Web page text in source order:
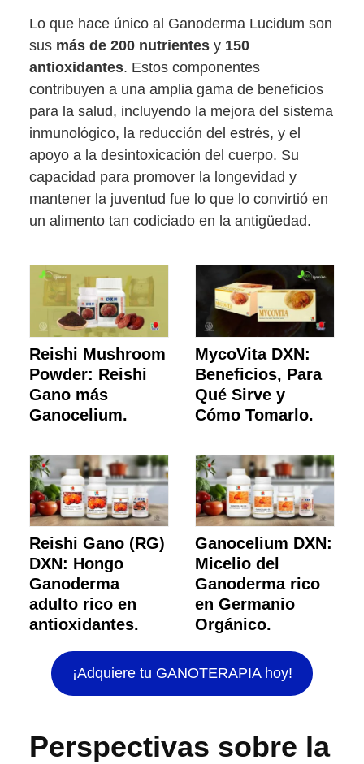
Lo que hace único al Ganoderma Lucidum son
sus más de 200 nutrientes y 150
antioxidantes. Estos componentes
contribuyen a una amplia gama de beneficios
para la salud, incluyendo la mejora del sistema
inmunológico, la reducción del estrés, y el
apoyo a la desintoxicación del cuerpo. Su
capacidad para promover la longevidad y
mantener la juventud fue lo que lo convirtió en
un alimento tan codiciado en la antigüedad.
Reishi Mushroom
Powder: Reishi
Gano más
Ganocelium.
MycoVita DXN:
Beneficios, Para
Qué Sirve y
Cómo Tomarlo.
Reishi Gano (RG)
DXN: Hongo
Ganoderma
adulto rico en
antioxidantes.
Ganocelium DXN:
Micelio del
Ganoderma rico
en Germanio
Orgánico.
¡Adquiere tu GANOTERAPIA hoy!
Perspectivas sobre la